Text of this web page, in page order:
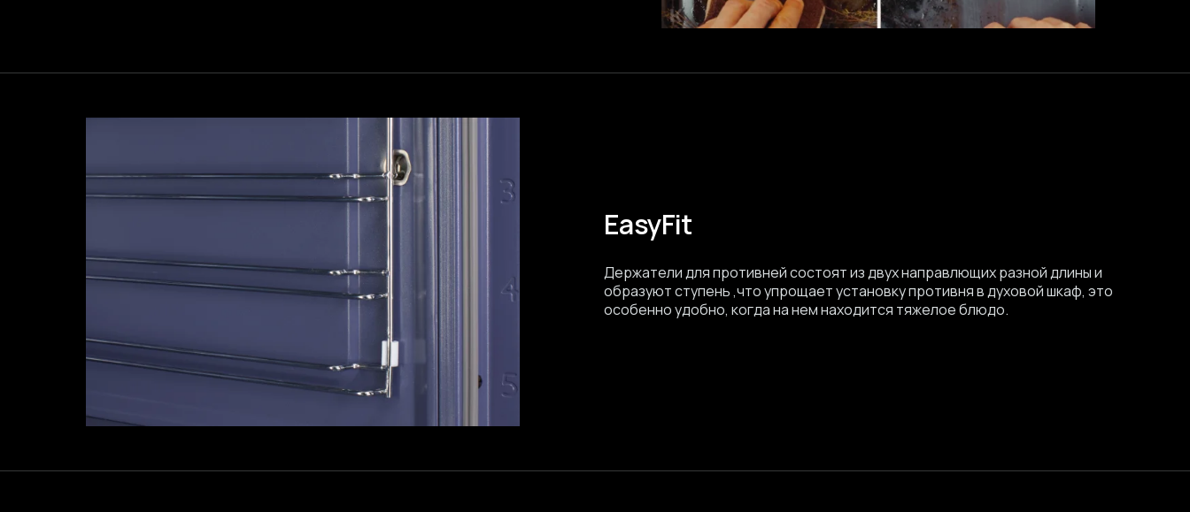
EasyFit
Держатели для противней состоят из двух направлющих разной длины и
образуют ступень ,что упрощает установку противня в духовой шкаф, это
особенно удобно, когда на нем находится тяжелое блюдо.